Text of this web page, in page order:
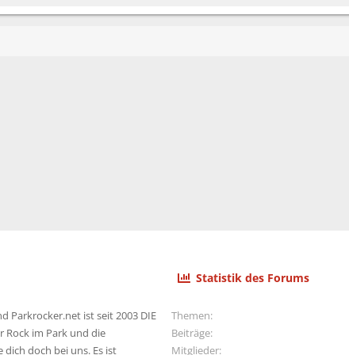
Parkrocker.net ist seit 2003 DIE
Rock im Park und die
doch bei uns. Es ist
Statistik des Forums
Themen
Beiträge
Mitglieder